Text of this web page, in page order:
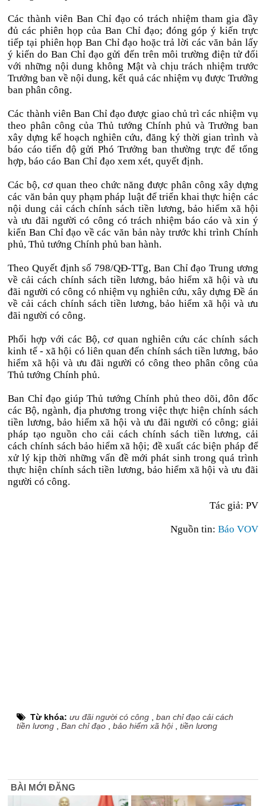
Các thành viên Ban Chỉ đạo có trách nhiệm tham gia đầy
đủ các phiên họp của Ban Chỉ đạo; đóng góp ý kiến trực
tiếp tại phiên họp Ban Chỉ đạo hoặc trả lời các văn bản lấy
ý kiến do Ban Chỉ đạo gửi đến trên môi trường điện tử đối
với những nội dung không Mật và chịu trách nhiệm trước
Trưởng ban về nội dung, kết quả các nhiệm vụ được Trưởng
ban phân công.
Các thành viên Ban Chỉ đạo được giao chủ trì các nhiệm vụ
theo phân công của Thủ tướng Chính phủ và Trưởng ban
xây dựng kế hoạch nghiên cứu, đăng ký thời gian trình và
báo cáo tiến độ gửi Phó Trưởng ban thường trực để tổng
hợp, báo cáo Ban Chỉ đạo xem xét, quyết định.
Các bộ, cơ quan theo chức năng được phân công xây dựng
các văn bản quy phạm pháp luật để triển khai thực hiện các
nội dung cải cách chính sách tiền lương, bảo hiểm xã hội
và ưu đãi người có công có trách nhiệm báo cáo và xin ý
kiến Ban Chỉ đạo về các văn bản này trước khi trình Chính
phủ, Thủ tướng Chính phủ ban hành.
Theo Quyết định số 798/QĐ-TTg, Ban Chỉ đạo Trung ương
về cải cách chính sách tiền lương, bảo hiểm xã hội và ưu
đãi người có công có nhiệm vụ nghiên cứu, xây dựng Đề án
về cải cách chính sách tiền lương, bảo hiểm xã hội và ưu
đãi người có công.
Phối hợp với các Bộ, cơ quan nghiên cứu các chính sách
kinh tế - xã hội có liên quan đến chính sách tiền lương, bảo
hiểm xã hội và ưu đãi người có công theo phân công của
Thủ tướng Chính phủ.
Ban Chỉ đạo giúp Thủ tướng Chính phủ theo dõi, đôn đốc
các Bộ, ngành, địa phương trong việc thực hiện chính sách
tiền lương, bảo hiểm xã hội và ưu đãi người có công; giải
pháp tạo nguồn cho cải cách chính sách tiền lương, cải
cách chính sách bảo hiểm xã hội; đề xuất các biện pháp để
xử lý kịp thời những vấn đề mới phát sinh trong quá trình
thực hiện chính sách tiền lương, bảo hiểm xã hội và ưu đãi
người có công.
Tác giả: PV
Nguồn tin: Báo VOV
Từ khóa:ưu đãi người có công ,ban chỉ đạo cải cách
tiền lương ,Ban chỉ đạo ,bảo hiểm xã hội,tiền lương
BÀI MỚI ĐĂNG